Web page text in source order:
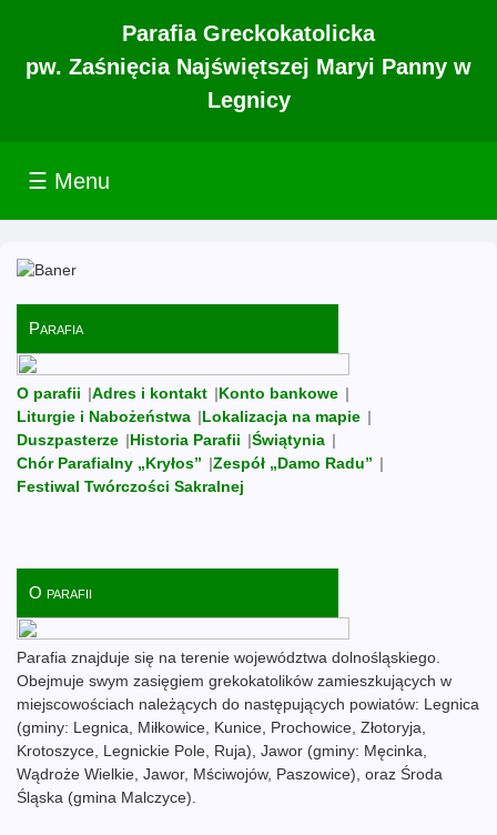
Parafia Greckokatolicka
pw. Zaśnięcia Najświętszej Maryi Panny w
Legnicy
☰ Menu
Parafia
O parafii Adres i kontakt
Konto bankowe
Liturgie i Nabożeństwa
Lokalizacja na mapie
Duszpasterze
Historia Parafii
Świątynia
Chór Parafialny „Kryłos”
Zespół „Damo Radu”
Festiwal Twórczości Sakralnej
O parafii
Parafia znajduje się na terenie województwa dolnośląskiego.
Obejmuje swym zasięgiem grekokatolików zamieszkujących w
miejscowościach należących do następujących powiatów: Legnica
(gminy: Legnica, Miłkowice, Kunice, Prochowice, Złotoryja,
Krotoszyce, Legnickie Pole, Ruja), Jawor (gminy: Męcinka,
Wądroże Wielkie, Jawor, Mściwojów, Paszowice), oraz Środa
Śląska (gmina Malczyce).